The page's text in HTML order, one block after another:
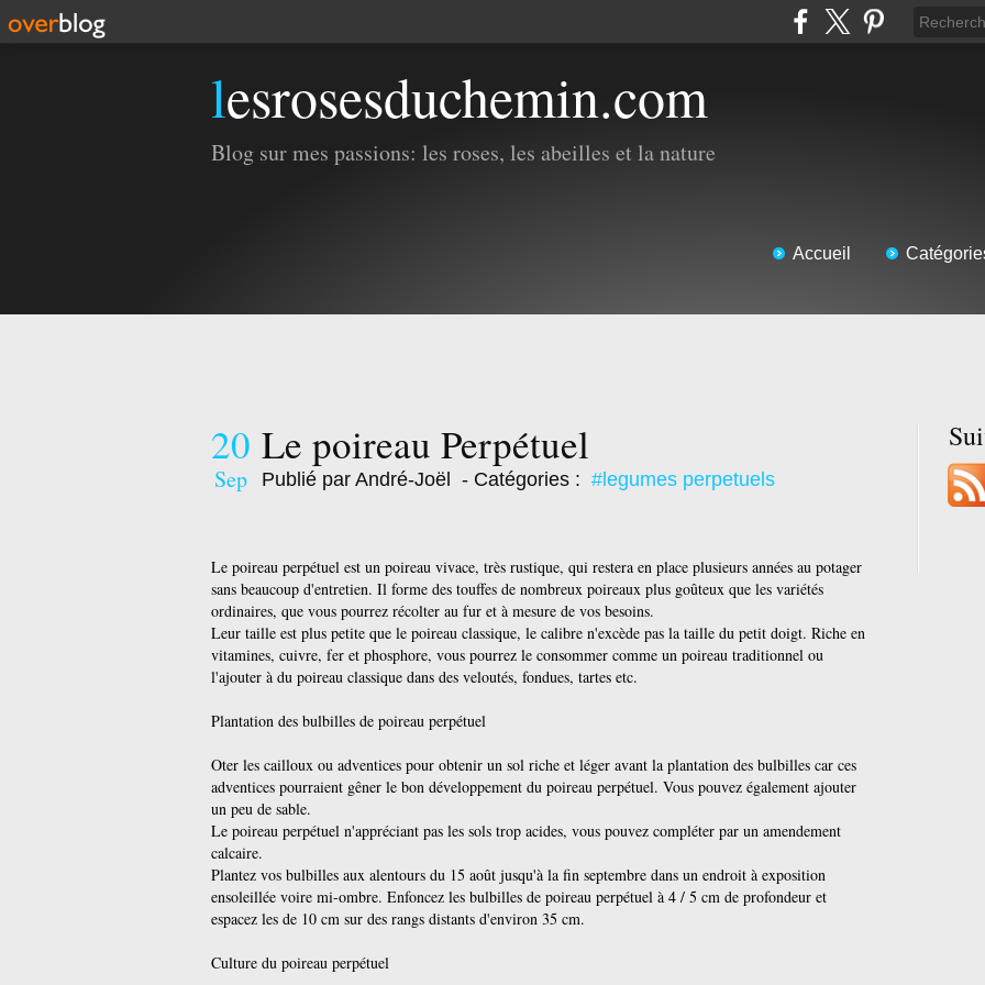
lesrosesduchemin.com
Blog sur mes passions: les roses, les abeilles et la nature
Accueil
20
Sep
Le poireau Perpétuel
Publié par André-Joël - Catégories : #legumes perpetuels
Le poireau perpétuel est un poireau vivace, très rustique, qui restera en place plusieurs années au potager
sans beaucoup d'entretien. Il forme des touffes de nombreux poireaux plus goûteux que les variétés
ordinaires, que vous pourrez récolter au fur et à mesure de vos besoins.
Leur taille est plus petite que le poireau classique, le calibre n'excède pas la taille du petit doigt. Riche en
vitamines, cuivre, fer et phosphore, vous pourrez le consommer comme un poireau traditionnel ou
l'ajouter à du poireau classique dans des veloutés, fondues, tartes etc.
Plantation des bulbilles de poireau perpétuel
Oter les cailloux ou adventices pour obtenir un sol riche et léger avant la plantation des bulbilles car ces
adventices pourraient gêner le bon développement du poireau perpétuel. Vous pouvez également ajouter
un peu de sable.
Le poireau perpétuel n'appréciant pas les sols trop acides, vous pouvez compléter par un amendement
calcaire.
Plantez vos bulbilles aux alentours du 15 août jusqu'à la fin septembre dans un endroit à exposition
ensoleillée voire mi-ombre. Enfoncez les bulbilles de poireau perpétuel à 4 / 5 cm de profondeur et
espacez les de 10 cm sur des rangs distants d'environ 35 cm.
Culture du poireau perpétuel